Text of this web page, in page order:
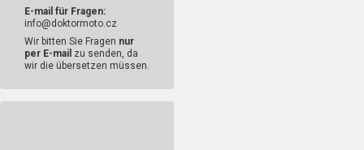
E-mail für Fragen:
info@doktormoto.cz
Wir bitten Sie Fragen nur
per E-mail zu senden, da
wir die übersetzen müssen.